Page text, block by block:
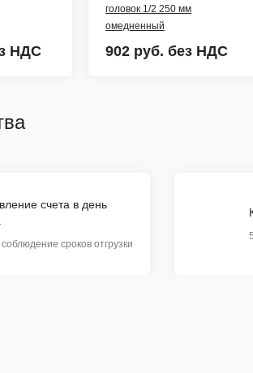
НДС
головок 1/2 250 мм
омедненный
902 руб. без НДС
счета в день
сроков отгрузки